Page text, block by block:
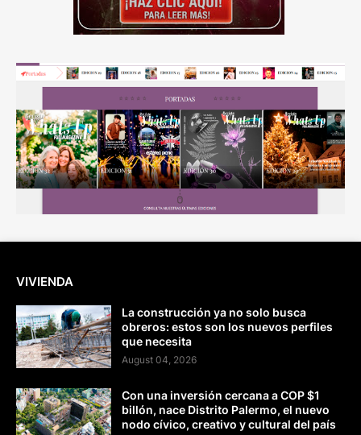
VIVIENDA
La construcción ya no solo busca
obreros: estos son los nuevos perfiles
que necesita
August 04, 2026
Con una inversión cercana a COP $1
billón, nace Distrito Palermo, el nuevo
nodo cívico, creativo y cultural del país